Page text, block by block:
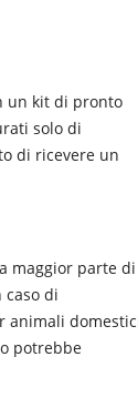
un kit di pronto
solo di
di ricevere un
maggior parte di
di
animali
potrebbe